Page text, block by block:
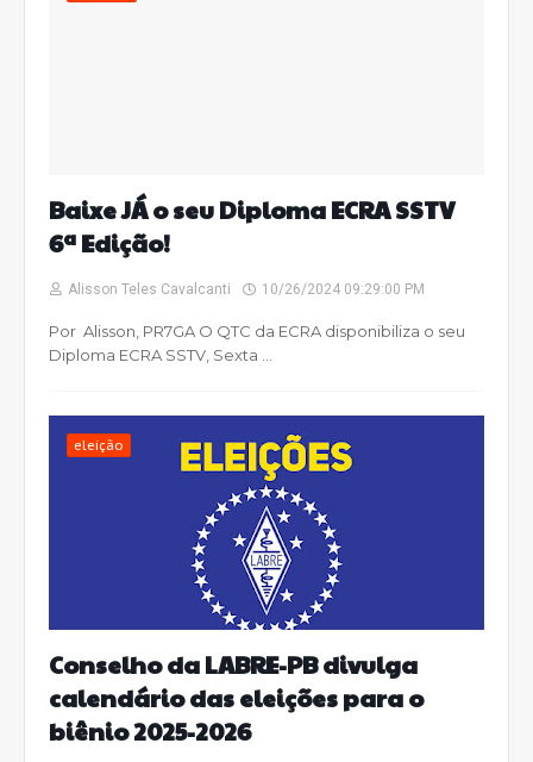
Baixe JÁ o seu Diploma ECRA SSTV
6ª Edição!
Alisson Teles Cavalcanti 10/26/2024 09:29:00 PM
Por Alisson, PR7GA O QTC da ECRA disponibiliza o seu
Diploma ECRA SSTV, Sexta …
eleição
Conselho da LABRE-PB divulga
calendário das eleições para o
biênio 2025-2026